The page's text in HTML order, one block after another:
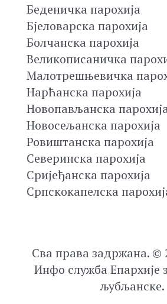
Беденичка парохија
Бјеловарска парохија
Болчанска парохија
Великописаничка
Малотрешњевичка
Нарћанска парохија
Новопављанска
Новосељанска парохија
Ровиштанска парохија
Северинска парохија
Сријеђанска парохија
Српскокапелска
Сва права задржана. ©
Инфо служба Епархије
љубљанске.